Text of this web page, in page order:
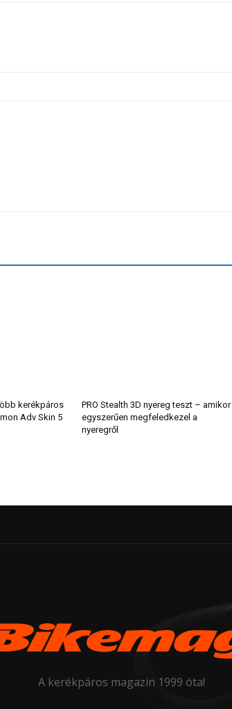
kerékpáros
Adv Skin 5
PRO Stealth 3D nyereg teszt – amikor
egyszerűen megfeledkezel a
nyeregről
A kerékpáros magazin 1999 óta!